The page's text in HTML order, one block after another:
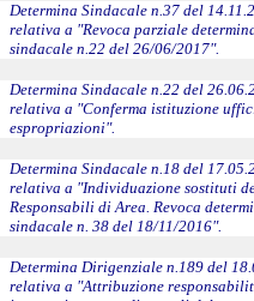
Determina Sindacale n.37 del
relativa a "Revoca parziale
sindacale n.22 del 26/06/2017".
Determina Sindacale n.22 del
relativa a "Conferma istituzione
espropriazioni".
Determina Sindacale n.18 del
relativa a "Individuazione sostituti
Responsabili di Area. Revoca
sindacale n. 38 del 18/11/2016".
Determina Dirigenziale n.189 del
relativa a "Attribuzione